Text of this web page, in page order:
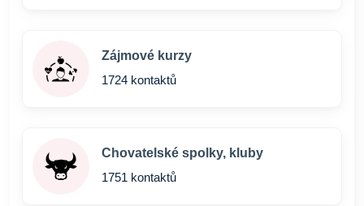
Zájmové kurzy
1724 kontaktů
Chovatelské spolky, kluby
1751 kontaktů